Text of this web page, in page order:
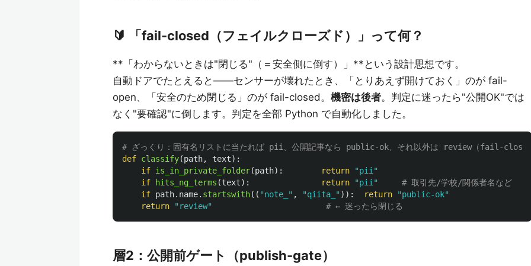
🔰 「fail-closed（フェイルクローズド）」って何？
**「わからないときは"閉じる"（＝安全側に倒す）」**という設計思想です。
自動ドアでたとえると——センサーが壊れたとき、「とりあえず開けておく」のが fail-
open、「安全のため閉じる」のが fail-closed。 機密は後者。判定に迷ったら"公開OK"では
なく"要確認"に倒します。判定を全部 Python で自動化しました。
def classify(path, text):
if is_in_private_folder(path): return "pii "
if
hits_ng_terms (text): return "pii "
if path. name. startswith(( "note_ " , "qiita_ " )): return "public-ok"
return
" review"
層2：公開前ゲート（publish-gate）